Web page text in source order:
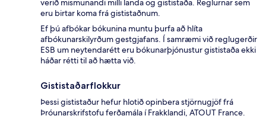
verið mismunandi milli landa og gististaða. Reglurnar sem
eru birtar koma frá gististaðnum.
Ef þú afbókar bókunina muntu þurfa að hlíta
afbókunarskilyrðum gestgjafans. Í samræmi við reglugerðir
ESB um neytendarétt eru bókunarþjónustur gististaða ekki
háðar rétti til að hætta við.
Gististaðarflokkur
Þessi gististaður hefur hlotið opinbera stjörnugjöf frá
Þróunarskrifstofu ferðamála í Frakklandi, ATOUT France.